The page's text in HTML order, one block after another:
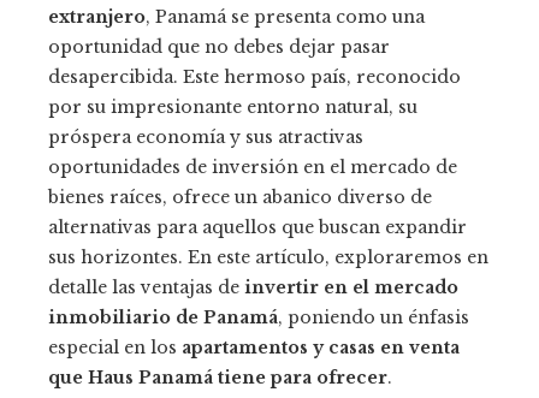
extranjero, Panamá se presenta como una
oportunidad que no debes dejar pasar
desapercibida. Este hermoso país, reconocido
por su impresionante entorno natural, su
próspera economía y sus atractivas
oportunidades de inversión en el mercado de
bienes raíces, ofrece un abanico diverso de
alternativas para aquellos que buscan expandir
sus horizontes. En este artículo, exploraremos en
detalle las ventajas de invertir en el mercado
inmobiliario de Panamá, poniendo un énfasis
especial en los apartamentos y casas en venta
que Haus Panamá tiene para ofrecer.